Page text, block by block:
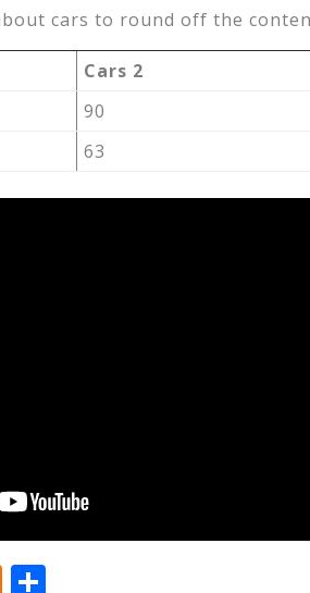
cars to round off the
Cars 2
90
63
Odnoklassniki